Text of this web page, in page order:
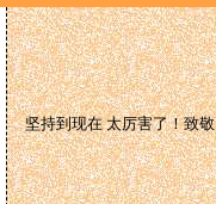
坚持到现在 太厉害了！致敬